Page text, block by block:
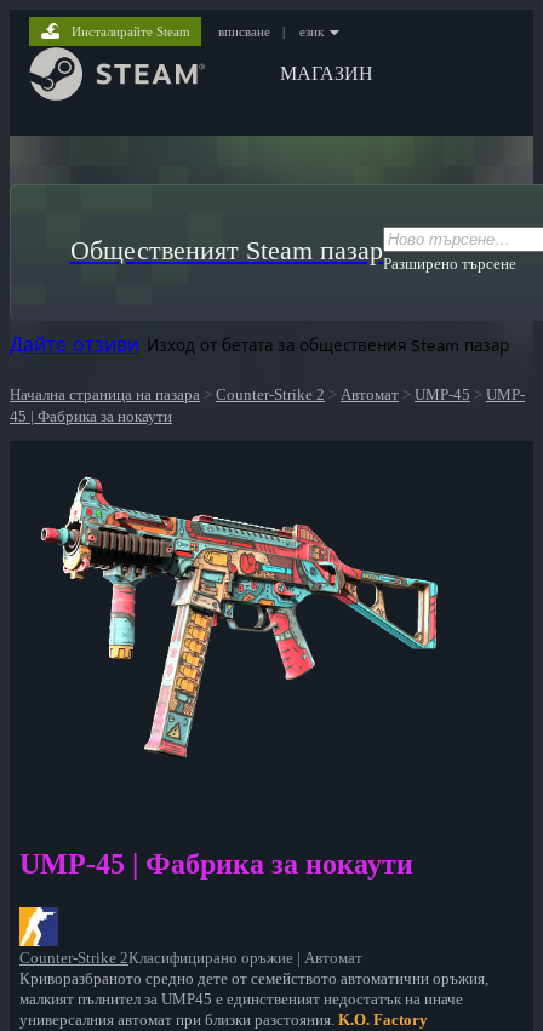
МАГАЗИН
Инсталирайте Steam вписване | език
Общественият Steam пазарРазширено търсене
Дайте отзиви Изход от бетата за обществения Steam пазар
Начална страница на пазара > Counter-Strike 2 > Автомат > UMP-45 > UMP-
45 | Фабрика за нокаути
UMP-45 | Фабрика за нокаути
Counter-Strike 2Класифицирано оръжие | Автомат
Криворазбраното средно дете от семейството автоматични оръжия,
малкият пълнител за UMP45 е единственият недостатък на иначе
универсалния автомат при близки разстояния. K.O. Factory